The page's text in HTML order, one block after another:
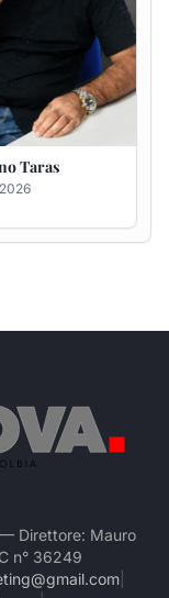
Direttore: Mauro
n° 36249